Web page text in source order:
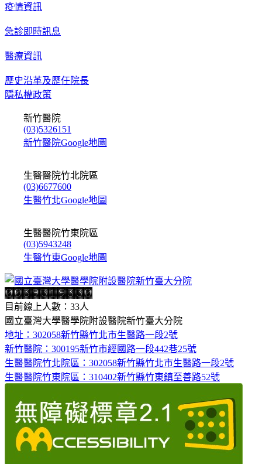
疫情資訊
急診即時訊息
醫療資訊
歷史沿革及歷任院長
隱私權政策
新竹醫院
(03)5326151
新竹醫院Google地圖
生醫醫院竹北院區
(03)6677600
生醫竹北Google地圖
生醫醫院竹東院區
(03)5943248
生醫竹東Google地圖
目前線上人數：33人
國立臺灣大學醫學院附設醫院新竹臺大分院
地址：302058新竹縣竹北市生醫路一段2號
新竹醫院：300195新竹市經國路一段442巷25號
生醫醫院竹北院區：302058新竹縣竹北市生醫路一段2號
生醫醫院竹東院區：310402新竹縣竹東鎮至善路52號